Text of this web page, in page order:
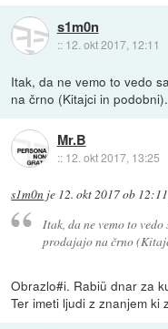
s1m0n
:: 12. okt 2017, 12:11
Itak, da ne vemo to vedo
na črno (Kitajci in podobni).
Mr.B
:: 12. okt 2017, 13:25
s1m0n je 12. okt 2017 ob 12:11
Itak, da ne vemo to
prodajajo na črno
Obrazlo#i. Rabiü dnar za
Ter imeti ljudi z znanjem ki